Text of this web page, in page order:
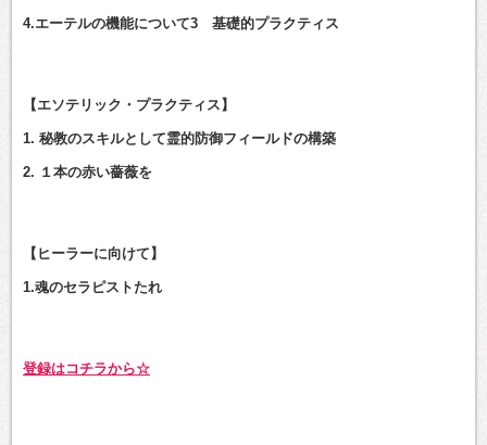
4.エーテルの機能について3 基礎的プラクティス
【エソテリック・プラクティス】
1. 秘教のスキルとして霊的防御フィールドの構築
2. １本の赤い薔薇を
【ヒーラーに向けて】
1.魂のセラピストたれ
登録はコチラから☆